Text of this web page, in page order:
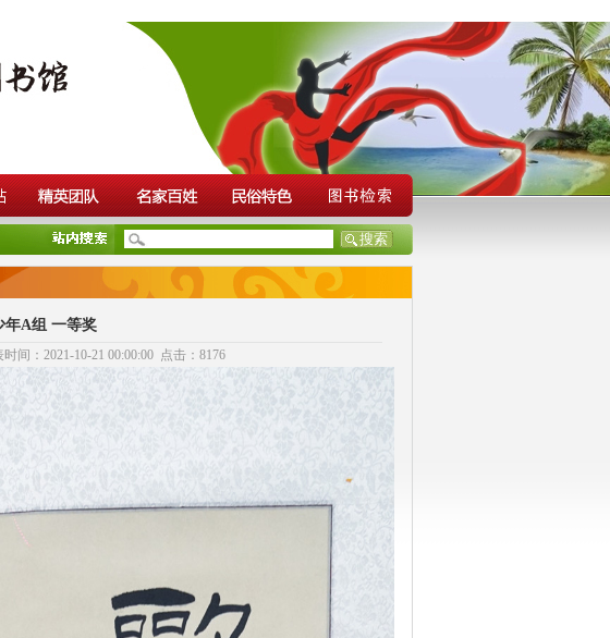
年A组 一等奖
间：2021-10-21 00:00:00 点击：8176